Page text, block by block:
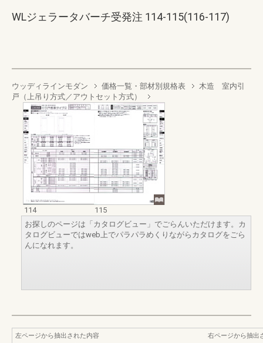
WLジェラータバーチ受発注 114-115(116-117)
ウッディラインモダン 価格一覧・部材別規格表
木造 室内引
戸（上吊り方式／アウトセット方式）
114
115
お探しのページは「カタログビュー」でごらんいただけます。カ
タログビューではweb上でパラパラめくりながらカタログをごら
んになれます。
左ページから抽出された内容
右ページから抽出